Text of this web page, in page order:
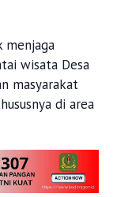
wisata Desa
masyarakat
di area